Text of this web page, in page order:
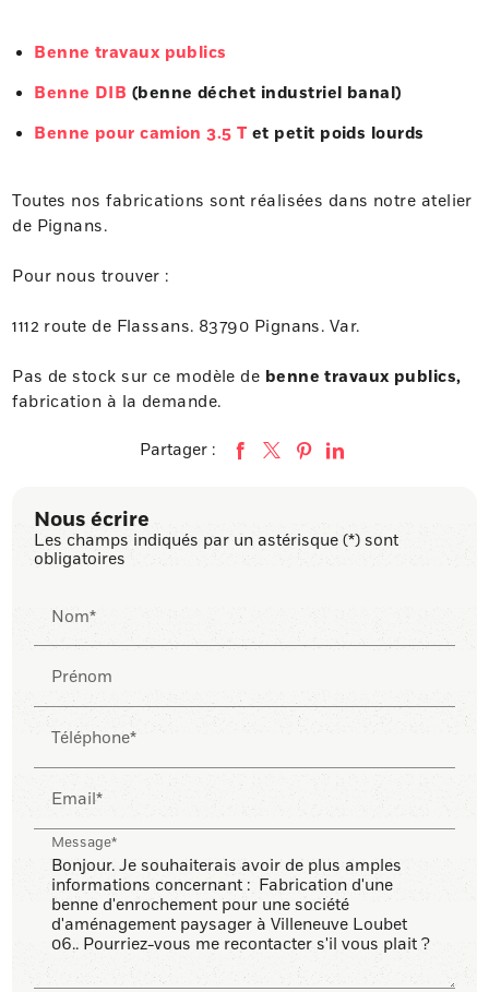
Benne travaux publics
Benne DIB (benne déchet industriel banal)
Benne pour camion 3.5 T et petit poids lourds
Toutes nos fabrications sont réalisées dans notre atelier
de Pignans.
Pour nous trouver :
1112 route de Flassans. 83790 Pignans. Var.
Pas de stock sur ce modèle de benne travaux publics,
fabrication à la demande.
Partager :
Nous écrire
Les champs indiqués par un astérisque (*) sont
obligatoires
Nom*
Prénom
Téléphone*
Email*
Message*